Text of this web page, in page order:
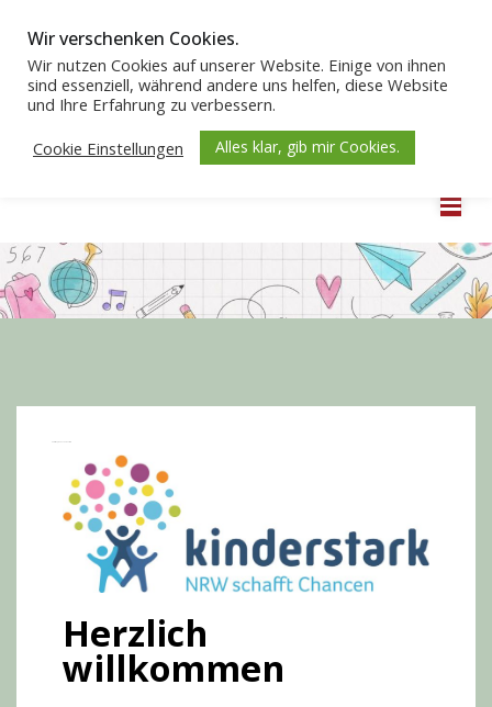
Herzlich
willkommen
Wir verschenken Cookies.
Wir nutzen Cookies auf unserer Website. Einige von ihnen
sind essenziell, während andere uns helfen, diese Website
und Ihre Erfahrung zu verbessern.
Cookie Einstellungen
Alles klar, gib mir Cookies.